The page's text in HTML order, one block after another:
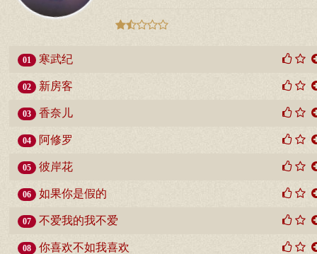
01 寒武纪
02 新房客
03 香奈儿
04 阿修罗
05 彼岸花
06 如果你是假的
07 不爱我的我不爱
08 你喜欢不如我喜欢